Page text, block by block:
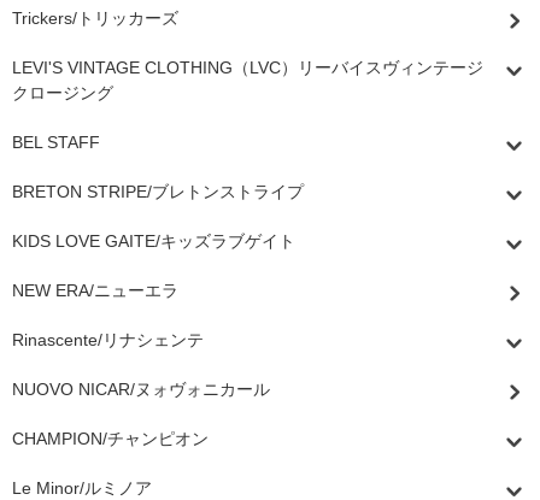
Trickers/トリッカーズ
LEVI'S VINTAGE CLOTHING（LVC）リーバイスヴィンテージ
クロージング
BEL STAFF
BRETON STRIPE/ブレトンストライプ
KIDS LOVE GAITE/キッズラブゲイト
NEW ERA/ニューエラ
Rinascente/リナシェンテ
NUOVO NICAR/ヌォヴォニカール
CHAMPION/チャンピオン
Le Minor/ルミノア